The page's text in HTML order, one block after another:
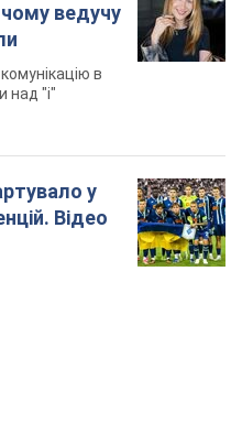
ведучу
в
над "і"
у
Відео